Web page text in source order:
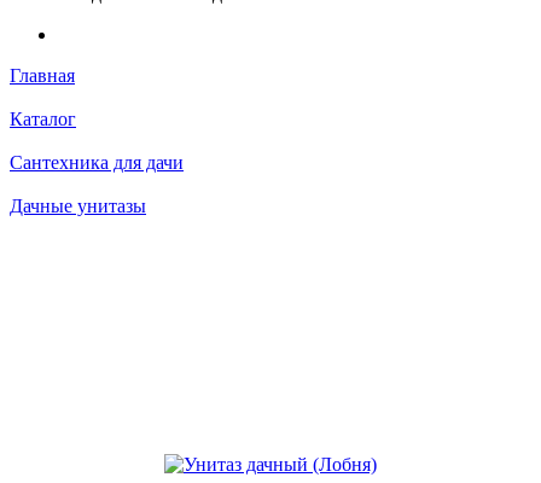
Главная
Каталог
Сантехника для дачи
Дачные унитазы